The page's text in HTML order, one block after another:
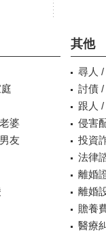
婆
友
其他
尋人 /
討債
跟人
侵害
投資
法律
離婚
離婚
贍養
醫療